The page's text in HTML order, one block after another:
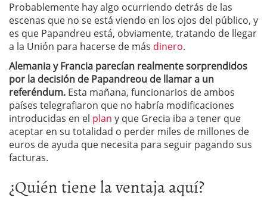
Probablemente hay algo ocurriendo detrás de las
escenas que no se está viendo en los ojos del público, y
es que Papandreu está, obviamente, tratando de llegar
a la Unión para hacerse de más dinero.
Alemania y Francia parecían realmente sorprendidos
por la decisión de Papandreou de llamar a un
referéndum. Esta mañana, funcionarios de ambos
países telegrafiaron que no habría modificaciones
introducidas en el plan y que Grecia iba a tener que
aceptar en su totalidad o perder miles de millones de
euros de ayuda que necesita para seguir pagando sus
facturas.
¿Quién tiene la ventaja aquí?